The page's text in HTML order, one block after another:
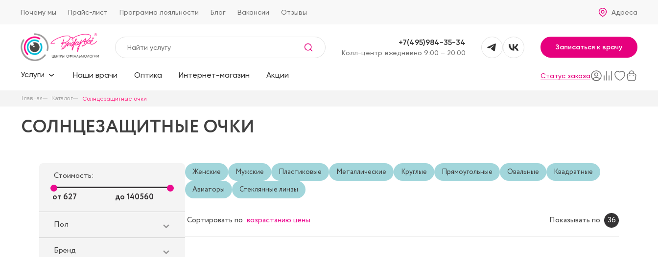
Почему мы Прайс-лист Программа лояльности Блог Вакансии Отзывы Адреса
+7(495)984-35-34
Kолл-центр ежедневно 9:00 – 20:00
Записаться к врачу
Услуги Наши врачи Оптика Интернет-магазин Акции Статус заказа
Главная Каталог Солнцезащитные очки
СОЛНЦЕЗАЩИТНЫЕ ОЧКИ
Стоимость:
от 627 до140560
Пол
Бренд
Женские Мужские Пластиковые Металлические Круглые Прямоугольные Овальные
Квадратные
Авиаторы
Стеклянные линзы
Сортировать по возрастанию цены Показывать по 36